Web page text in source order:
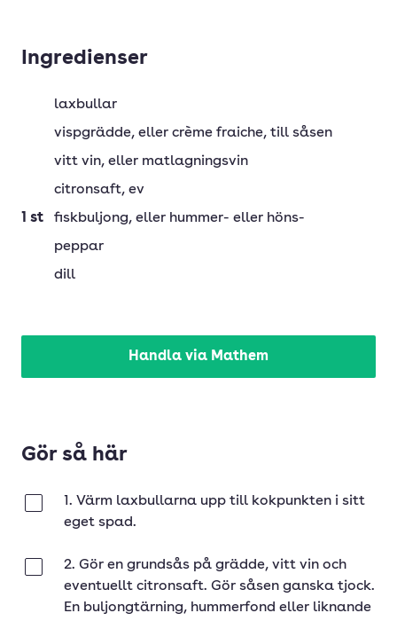
Ingredienser
laxbullar
vispgrädde, eller crème fraiche, till såsen
vitt vin, eller matlagningsvin
citronsaft, ev
1 st fiskbuljong, eller hummer- eller höns-
peppar
dill
Handla via Mathem
Gör så här
1. Värm laxbullarna upp till kokpunkten i sitt
eget spad.
2. Gör en grundsås på grädde, vitt vin och
eventuellt citronsaft. Gör såsen ganska tjock.
En buljongtärning, hummerfond eller liknande